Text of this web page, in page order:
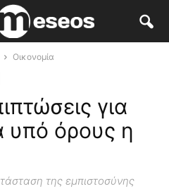
Οικονομία
για
υπό όρους η
της εμπιστοσύνης